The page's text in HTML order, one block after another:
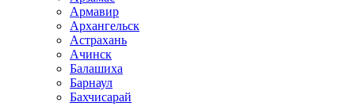
Армавир
Архангельск
Астрахань
Ачинск
Балашиха
Барнаул
Бахчисарай